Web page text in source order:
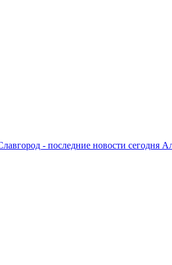
- последние новости сегодня